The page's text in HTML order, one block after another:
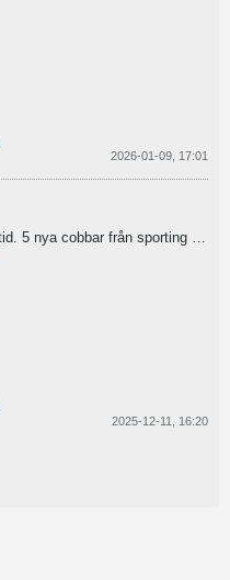
2026-01-09, 17:01
2025-12-11, 16:20